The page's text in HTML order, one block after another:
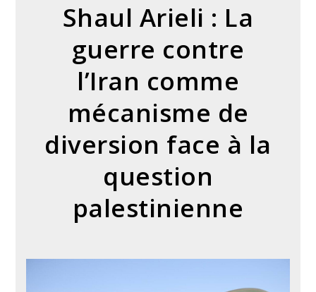
Shaul Arieli : La
guerre contre
l’Iran comme
mécanisme de
diversion face à la
question
palestinienne